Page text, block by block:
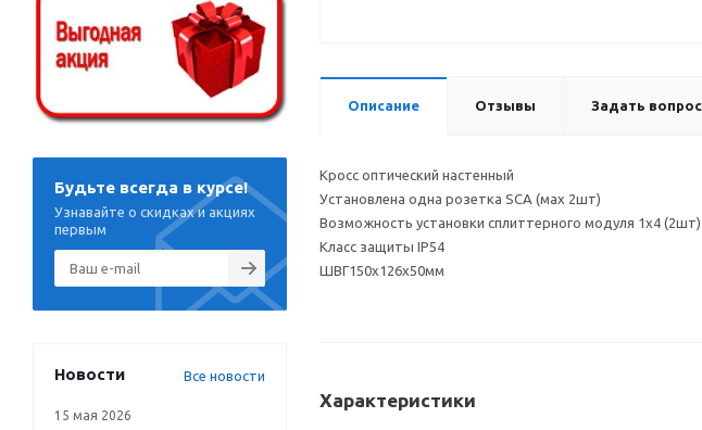
Описание Отзывы Задать вопрос
Кросс оптический настенный
Установлена одна розетка SCA (мах 2шт)
Возможность установки сплиттерного модуля 1х4
Класс защиты IP54
ШВГ150х126х50мм
Характеристики
Будьте всегда в курсе!
Узнавайте о скидках и акциях
первым
Новости Все новости
15 мая 2026